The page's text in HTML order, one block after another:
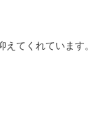
てくれています。